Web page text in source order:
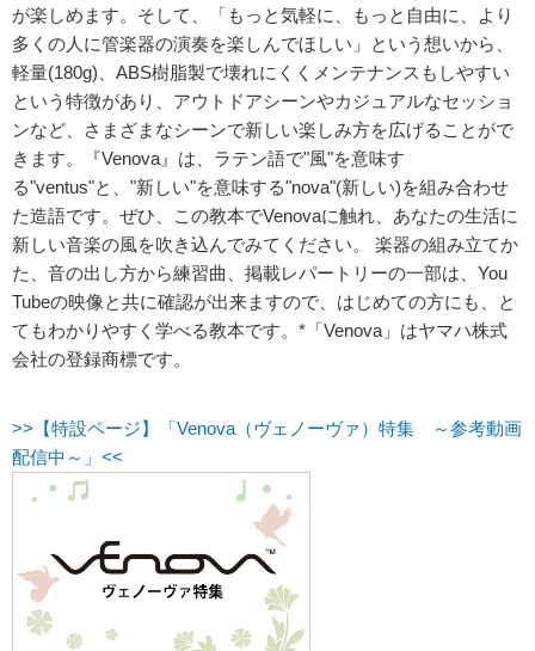
が楽しめます。そして、「もっと気軽に、もっと自由に、より
多くの人に管楽器の演奏を楽しんでほしい」という想いから、
軽量(180g)、ABS樹脂製で壊れにくくメンテナンスもしやすい
という特徴があり、アウトドアシーンやカジュアルなセッショ
ンなど、さまざまなシーンで新しい楽しみ方を広げることがで
きます。『Venova』は、ラテン語で"風"を意味す
る"ventus"と、"新しい"を意味する"nova"(新しい)を組み合わせ
た造語です。ぜひ、この教本でVenovaに触れ、あなたの生活に
新しい音楽の風を吹き込んでみてください。 楽器の組み立てか
た、音の出し方から練習曲、掲載レパートリーの一部は、You
Tubeの映像と共に確認が出来ますので、はじめての方にも、と
てもわかりやすく学べる教本です。*「Venova」はヤマハ株式
会社の登録商標です。
>>【特設ページ】「Venova（ヴェノーヴァ）特集 ～参考動画
配信中～」<<